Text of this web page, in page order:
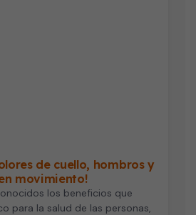
de cuello, hombros y
movimiento!
los beneficios que
para la salud de las personas,